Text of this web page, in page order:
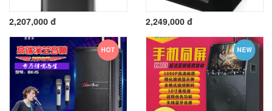
2,207,000 đ 2,249,000 đ
HOT NEW